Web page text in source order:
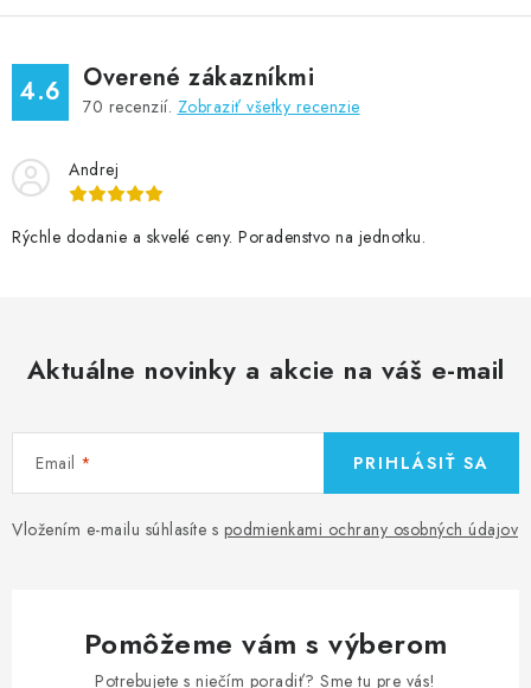
4.6 Overené zákazníkmi
70 recenzií. Zobraziť všetky recenzie
Andrej
Rýchle dodanie a skvelé ceny. Poradenstvo na jednotku.
Aktuálne novinky a akcie na váš e-mail
Email
Vložením e-mailu súhlasíte s podmienkami ochrany osobných údajov
PRIHLÁSIŤ SA
Pomôžeme vám s výberom
Potrebujete s niečím poradiť? Sme tu pre vás!